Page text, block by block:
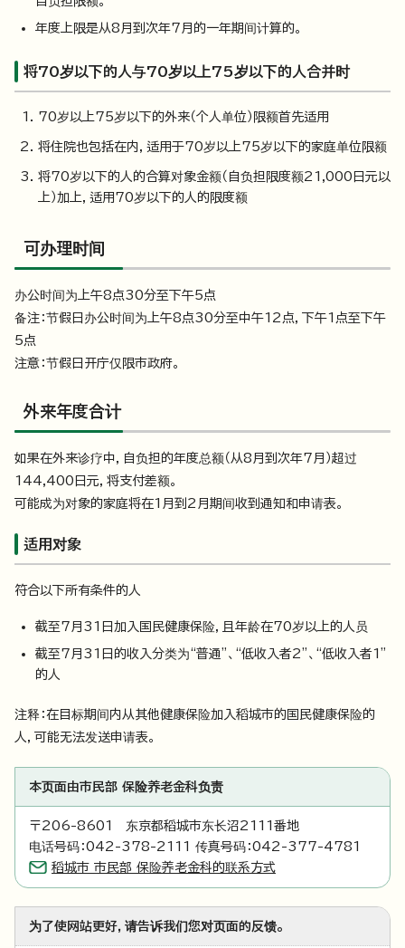
年度上限是从8月到次年7月的一年期间计算的。
将70岁以下的人与70岁以上75岁以下的人合并时
70岁以上75岁以下的外来（个人单位）限额首先适用
将住院也包括在内，适用于70岁以上75岁以下的家庭单位限额
将70岁以下的人的合算对象金额（自负担限度额21,000日元以
上）加上，适用70岁以下的人的限度额
可办理时间
办公时间为上午8点30分至下午5点
备注：节假日办公时间为上午8点30分至中午12点，下午1点至下午
5点
注意：节假日开庁仅限市政府。
外来年度合计
如果在外来诊疗中，自负担的年度总额（从8月到次年7月）超过
144,400日元，将支付差额。
可能成为对象的家庭将在1月到2月期间收到通知和申请表。
适用对象
符合以下所有条件的人
截至7月31日加入国民健康保险，且年龄在70岁以上的人员
截至7月31日的收入分类为“普通”、“低收入者2”、“低收入者1”
的人
注释：在目标期间内从其他健康保险加入稻城市的国民健康保险的
人，可能无法发送申请表。
本页面由市民部 保险养老金科负责
〒206-8601 东京都稻城市东长沼2111番地
电话号码：042-378-2111 传真号码：042-377-4781
稻城市 市民部 保险养老金科的联系方式
为了使网站更好，请告诉我们您对页面的反馈。